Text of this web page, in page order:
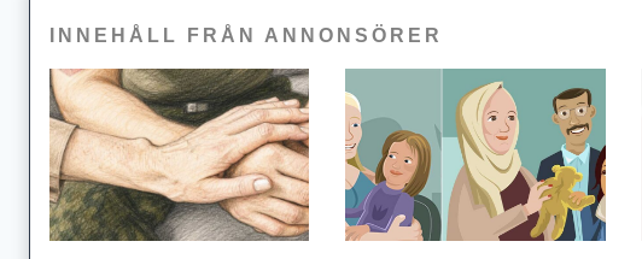
INNEHÅLL FRÅN ANNONSÖRER